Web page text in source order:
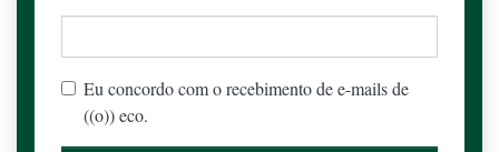
Eu concordo com o recebimento de e-mails de
((o)) eco.